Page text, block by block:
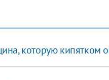
которую кипятком